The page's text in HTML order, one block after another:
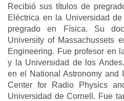
Recibió sus títulos de
Eléctrica en la Universidad
pregrado en Física. Su
University of Massachussets
Engineering. Fue profesor en
y la Universidad de los
en el National Astronomy and
Center for Radio Physics
Universidad de Cornell. Fue